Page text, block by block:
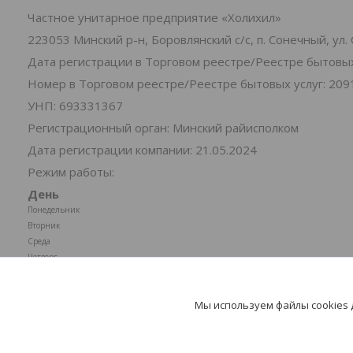
Частное унитарное предприятие «Холихил»
223053 Минский р-н, Боровлянский с/с, п. Сонечный,
Дата регистрации в Торговом реестре/Реестре
Номер в Торговом реестре/Реестре бытовых услуг:
УНП: 693331367
Регистрационный орган: Минский райисполком
Дата регистрации компании: 21.05.2024
Режим работы:
День
Понедельник
Вторник
Среда
Четверг
Мы используем файлы cookies